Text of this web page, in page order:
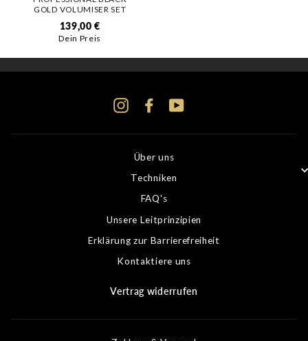
GOLD VOLUMISER SET
139,00 €
Dein Preis
InstagramFacebook
Über uns
Techniken
FAQ's
Unsere Leitprinzipien
Erklärung zur Barrierefreiheit
Kontaktiere uns
Vertrag widerrufen